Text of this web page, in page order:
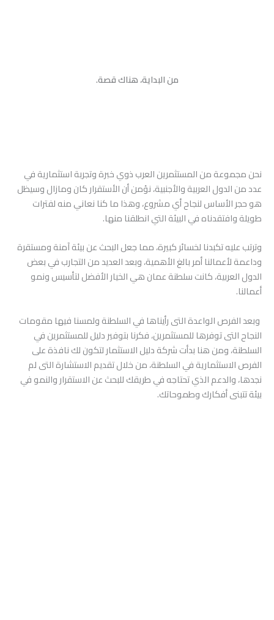
من البداية، هناك قصة.
نحن مجموعة من المستثمرين العرب ذوي خبرة وتجربة استثمارية في
عدد من الدول العربية والأجنبية، نؤمن أن الأستقرار كان ومازال وسيظل
هو حجر الأساس لنجاح أي مشروع، وهذا ما كنا نعاني منه لفترات
طويلة وافتقدناه في البيئة التي انطلقنا منها.
وترتب عليه تكبدنا لخسائر كبيرة، مما جعل البحث عن بيئة آمنة ومستقرة
وداعمة لأعمالنا أمر بالغ الأهمية،وبعد العديد من التجارب في بعض
الدول العربية، كانت سلطنة عمان هي الخيار الأفضل لتأسيس ونمو
أعمالنا.
وبعد الفرص الواعدة التى رأيناها في السلطنة ولمسنا فيها مقومات
النجاح التى توفرها للمستثمرين، فكرنا بتوفير دليل للمستثمرين في
السلطنة، ومن هنا بدأت شركة دليل الاستثمار لتكون لك نافذة على
الفرص الاستثمارية في السلطنة، من خلال تقديم الاستشارة التى لم
نجدها، والدعم الذي تحتاجه في طريقك للبحث عن الاستقرار والنمو في
بيئة تتبنى أفكارك وطموحاتك.